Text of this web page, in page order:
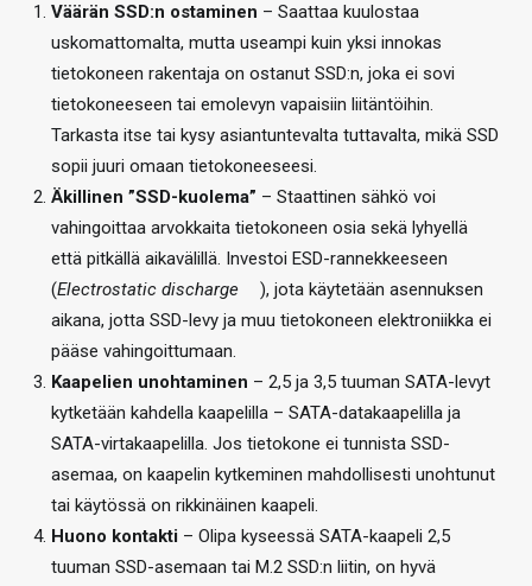
Väärän SSD:n ostaminen – Saattaa kuulostaa
uskomattomalta, mutta useampi kuin yksi innokas
tietokoneen rakentaja on ostanut SSD:n, joka ei sovi
tietokoneeseen tai emolevyn vapaisiin liitäntöihin.
Tarkasta itse tai kysy asiantuntevalta tuttavalta, mikä SSD
sopii juuri omaan tietokoneeseesi.
Äkillinen ”SSD-kuolema” – Staattinen sähkö voi
vahingoittaa arvokkaita tietokoneen osia sekä lyhyellä
että pitkällä aikavälillä. Investoi ESD-rannekkeeseen
(Electrostatic discharge
), jota käytetään asennuksen
aikana, jotta SSD-levy ja muu tietokoneen elektroniikka ei
pääse vahingoittumaan.
Kaapelien unohtaminen – 2,5 ja 3,5 tuuman SATA-levyt
kytketään kahdella kaapelilla – SATA-datakaapelilla ja
SATA-virtakaapelilla. Jos tietokone ei tunnista SSD-
asemaa, on kaapelin kytkeminen mahdollisesti unohtunut
tai käytössä on rikkinäinen kaapeli.
Huono kontakti – Olipa kyseessä SATA-kaapeli 2,5
tuuman SSD-asemaan tai M.2 SSD:n liitin, on hyvä